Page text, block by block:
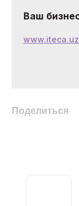
Ваш
www.iteca.uz
Поделиться